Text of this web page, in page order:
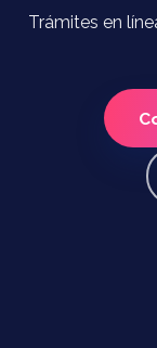
Trámites en